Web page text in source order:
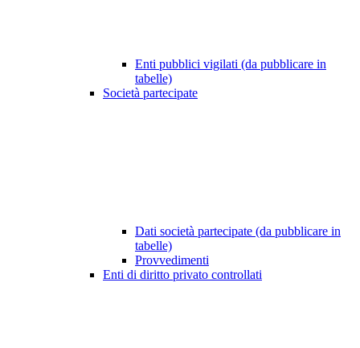
Enti pubblici vigilati (da pubblicare in
tabelle)
Società partecipate
Dati società partecipate (da pubblicare in
tabelle)
Provvedimenti
Enti di diritto privato controllati